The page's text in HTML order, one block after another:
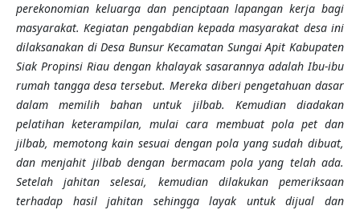
perekonomian keluarga dan penciptaan lapangan kerja bagi
masyarakat. Kegiatan pengabdian kepada masyarakat desa ini
dilaksanakan di Desa Bunsur Kecamatan Sungai Apit Kabupaten
Siak Propinsi Riau dengan khalayak sasarannyaadalahIbu-ibu
rumah tangga desa tersebut. Mereka diberi pengetahuan dasar
dalam memilih bahan untuk jilbab. Kemudian diadakan
pelatihan keterampilan, mulai cara membuat pola pet dan
jilbab, memotong kain sesuai dengan pola yang sudah dibuat,
dan menjahit jilbab dengan bermacam pola yang telah ada.
Setelah jahitan selesai, kemudian dilakukan pemeriksaan
terhadap hasil jahitan sehingga layak untuk dijual dan